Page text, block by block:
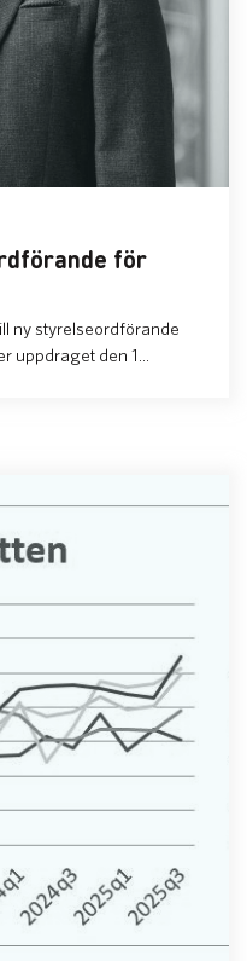
för
ny styrelseordförande
uppdraget den 1...